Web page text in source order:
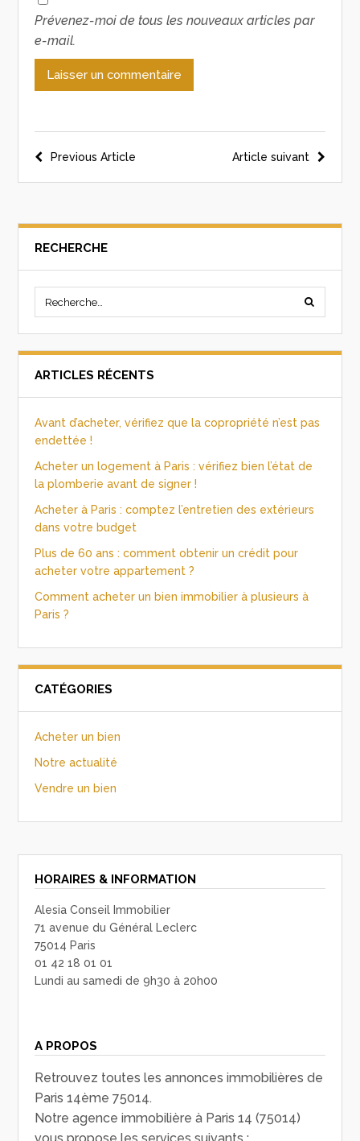
Prévenez-moi de tous les nouveaux articles par
e-mail.
Article suivant
Previous Article
RECHERCHE
ARTICLES RÉCENTS
Avant d’acheter, vérifiez que la copropriété n’est pas
endettée !
Acheter un logement à Paris : vérifiez bien l’état de
la plomberie avant de signer !
Acheter à Paris : comptez l’entretien des extérieurs
dans votre budget
Plus de 60 ans : comment obtenir un crédit pour
acheter votre appartement ?
Comment acheter un bien immobilier à plusieurs à
Paris ?
CATÉGORIES
Acheter un bien
Notre actualité
Vendre un bien
HORAIRES & INFORMATION
Alesia Conseil Immobilier
71 avenue du Général Leclerc
75014 Paris
01 42 18 01 01
Lundi au samedi de 9h30 à 20h00
A PROPOS
Retrouvez toutes les annonces immobilières de
Paris 14ème 75014.
Notre agence immobilière à Paris 14 (75014)